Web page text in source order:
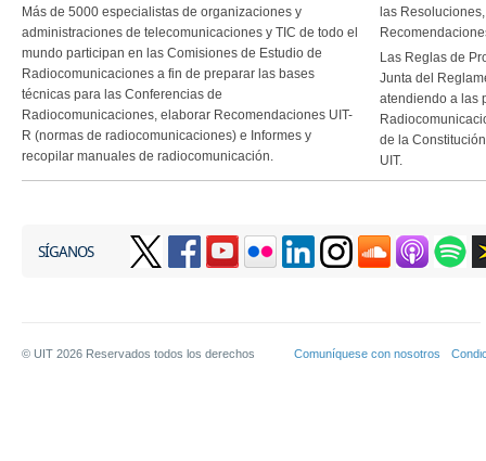
Más de 5000 especialistas de organizaciones y
administraciones de telecomunicaciones y TIC de todo el
mundo participan en las Comisiones de Estudio de
Radiocomunicaciones a fin de preparar las bases
técnicas para las Conferencias de
Radiocomunicaciones, elaborar Recomendaciones UIT-
R (normas de radiocomunicaciones) e Informes y
recopilar manuales de radiocomunicación.
las
Las Reglas de
Junta del
atendiendo a las
de la
UIT.
SÍGANOS
© UIT 2026 Reservados todos los derechos Comuníquese con nosotros